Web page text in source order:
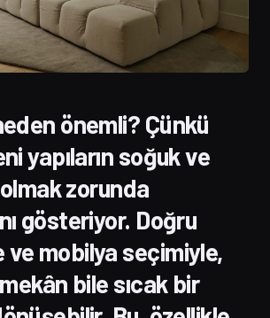
önemli? Çünkü
yapıların soğuk ve
zorunda
gösteriyor. Doğru
ve mobilya seçimiyle,
bile sıcak bir